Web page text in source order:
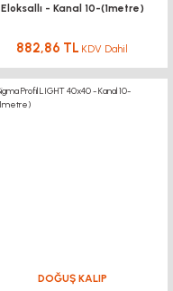
Eloksallı - Kanal 10-(1metre)
882,86 TL KDV Dahil
DOĞUŞ KALIP